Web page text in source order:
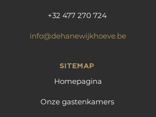
+32 477 270 724
info@dehanewijkhoeve.be
SITEMAP
Homepagina
Onze gastenkamers